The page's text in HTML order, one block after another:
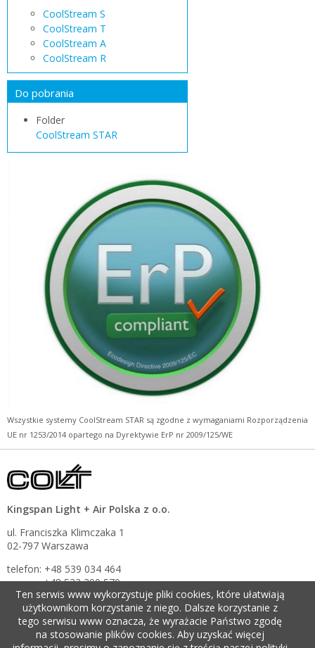
CoolStream S
CoolStream T
CoolStream A
CoolStream R
Do pobrania
Folder
CoolStream STAR
Wszystkie systemy CoolStream STAR są zgodne z wymaganiami Rozporządzenia
UE nr 1253/2014 opartego na Dyrektywie ErP nr 2009/125/WE
Kingspan Light + Air Polska z o.o.
ul. Franciszka Klimczaka 1
02-797 Warszawa
telefon: +48 539 034 464
+48 532 390 570
e-mail:info@pl.coltgroup.com
Ten serwis www wykorzystuje pliki cookies, które ułatwiają
użytkownikom korzystanie z niego. Dalsze korzystanie z
tego serwisu www oznacza, że wyrażacie Państwo zgodę
na stosowanie plików cookies. Aby uzyskać więcej